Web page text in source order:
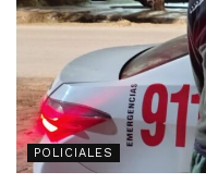
POLICIALES